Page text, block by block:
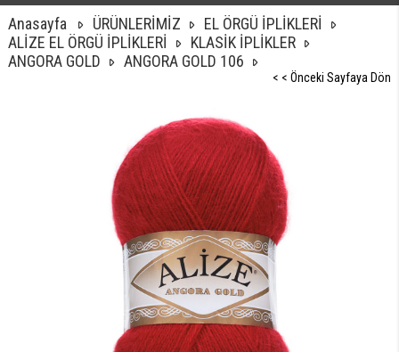
Anasayfa ÜRÜNLERİMİZ
EL ÖRGÜ İPLİKLERİ
ALİZE EL ÖRGÜ İPLİKLERİ
KLASİK İPLİKLER
ANGORA GOLD
ANGORA GOLD 106
< < Önceki Sayfaya Dön